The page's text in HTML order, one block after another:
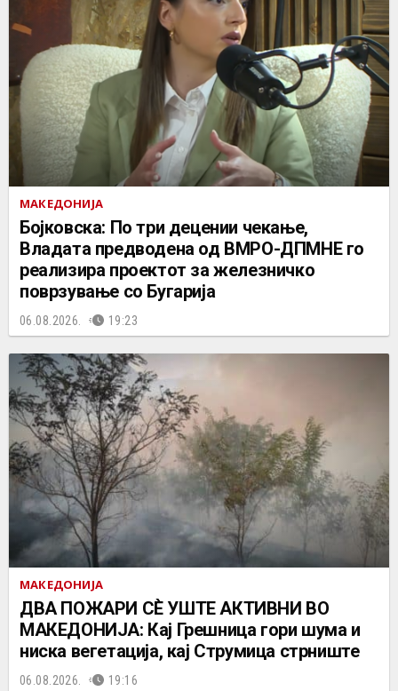
МАКЕДОНИЈА
Бојковска: По три децении чекање,
Владата предводена од ВМРО-ДПМНЕ го
реализира проектот за железничко
поврзување со Бугарија
06.08.2026. 19:23
МАКЕДОНИЈА
ДВА ПОЖАРИ СÈ УШТЕ АКТИВНИ ВО
МАКЕДОНИЈА: Кај Грешница гори шума и
ниска вегетација, кај Струмица стрниште
06.08.2026. 19:16